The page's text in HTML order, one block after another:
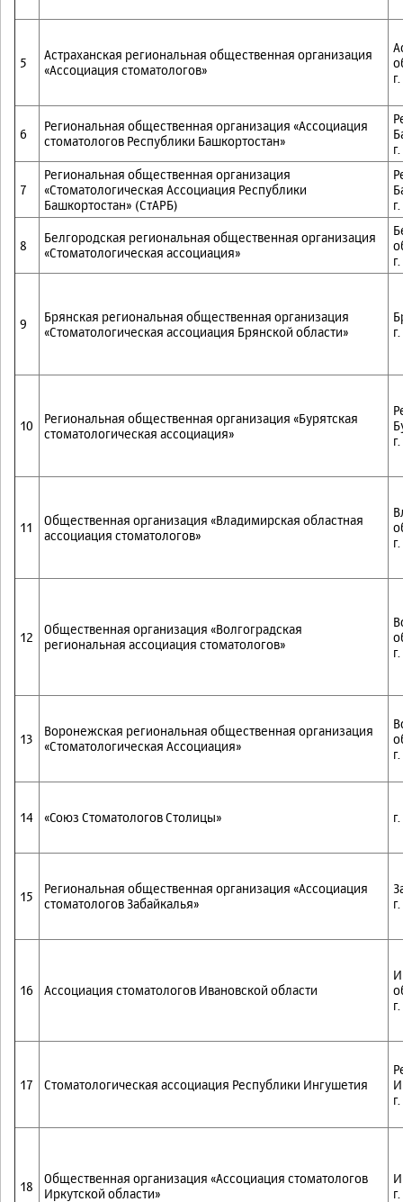
5
Астраханская региональная общественная организация
«Ассоциация стоматологов»
6
Региональная общественная организация «Ассоциация
стоматологов Республики Башкортостан»
7
Региональная общественная организация
«Стоматологическая Ассоциация Республики
Башкортостан» (СтАРБ)
8
Белгородская региональная общественная организация
«Стоматологическая ассоциация»
9
Брянская региональная общественная организация
«Стоматологическая ассоциация Брянской области»
10
Региональная общественная организация «Бурятская
стоматологическая ассоциация»
11
Общественная организация «Владимирская областная
ассоциация стоматологов»
12
Общественная организация «Волгоградская
региональная ассоциация стоматологов»
13
Воронежская региональная общественная организация
«Стоматологическая Ассоциация»
14 «Союз Стоматологов Столицы»
15
Региональная общественная организация «Ассоциация
стоматологов Забайкалья»
16 Ассоциация стоматологов Ивановской области
17 Стоматологическая ассоциация Республики Ингушетия
18
Общественная организация «Ассоциация стоматологов
Иркутской области»